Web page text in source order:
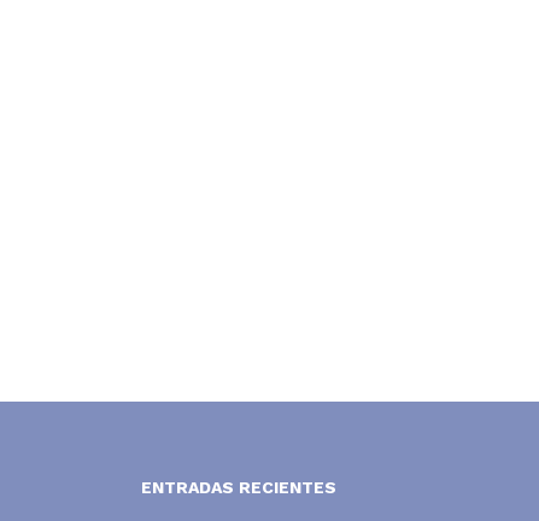
ENTRADAS RECIENTES